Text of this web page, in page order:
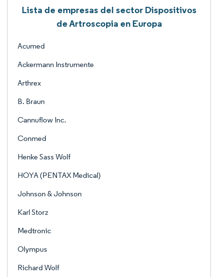
Lista de empresas del sector Dispositivos
de Artroscopia en Europa
Acumed
Ackermann Instrumente
Arthrex
B. Braun
Cannuflow Inc.
Conmed
Henke Sass Wolf
HOYA (PENTAX Medical)
Johnson & Johnson
Karl Storz
Medtronic
Olympus
Richard Wolf